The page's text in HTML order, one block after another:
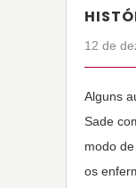
12 de
Alguns
Sade
modo
os